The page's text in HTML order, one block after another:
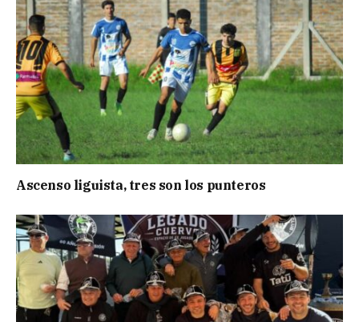
Ascenso liguista, tres son los punteros